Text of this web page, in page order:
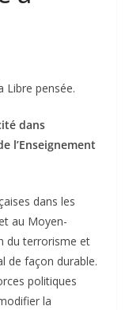
Libre pensée.
dans
l’Enseignement
dans les
au Moyen-
du terrorisme et
de façon durable.
politiques
la